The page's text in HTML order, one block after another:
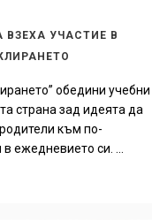
ВЗЕХА УЧАСТИЕ В
обедини учебни
страна зад идеята да
към по-
ежедневието си. ...